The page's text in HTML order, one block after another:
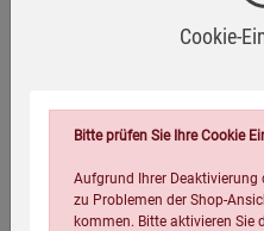
Germania« wollen
Erst das »Schwarze
enttarnt
Jahren unbehelligt
Cookie-
Bitte prüfen Sie Ihre Cookie
Aufgrund Ihrer Deaktivierung
zu Problemen der Shop-
kommen. Bitte aktivieren Sie